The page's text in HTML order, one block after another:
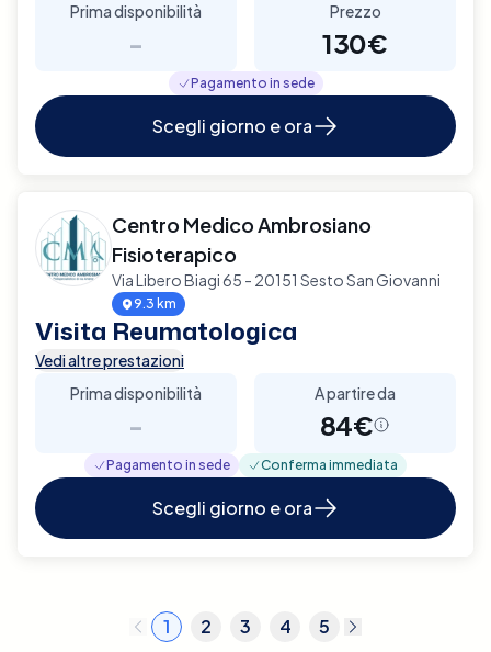
Prima disponibilità
-
Prezzo
130€
Pagamento in sede
Scegli giorno e ora
Centro Medico Ambrosiano
Fisioterapico
Via Libero Biagi 65 - 20151 Sesto San Giovanni
9.3 km
Visita Reumatologica
Vedi altre prestazioni
Prima disponibilità
-
A partire da
84€
Pagamento in sede Conferma immediata
Scegli giorno e ora
1 2 3 4 5